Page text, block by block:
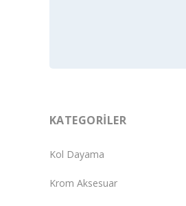
KATEGORILER
Kol Dayama
Krom Aksesuar